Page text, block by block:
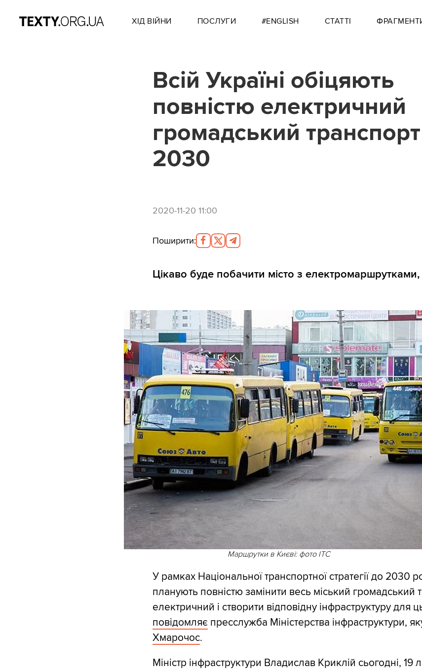
ХІД ВІЙНИ ПОСЛУГИ #ENGLISH СТАТТІ
Всій Україні обіцяють
повністю електричний
громадський
2030
2020-11-20 11:00
Поширити:
Цікаво буде побачити місто з електромаршрутками,
Маршрутки в Києві: фото ITC
У рамках Національної транспортної стратегії до 2030
планують повністю замінити весь міський громадський
електричний і створити відповідну інфраструктуру для
повідомляє пресслужба Міністерства інфраструктури,
Хмарочос.
Міністр інфраструктури Владислав Криклій сьогодні, 19